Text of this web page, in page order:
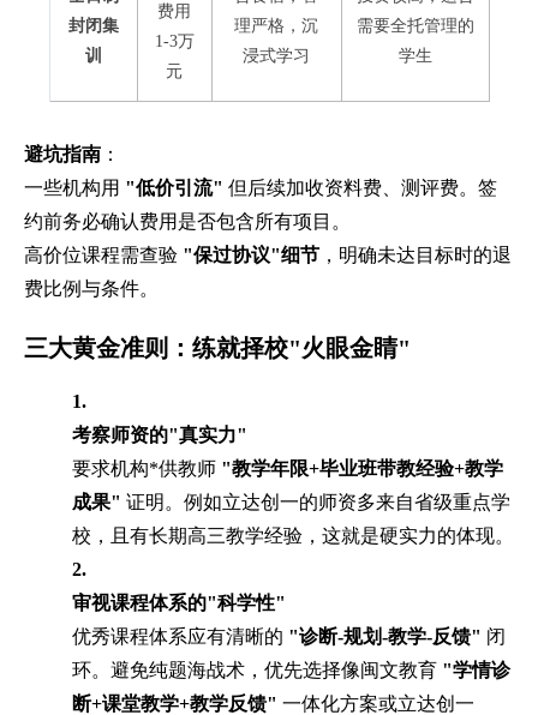
封闭集
训
费用
1-3万
元
理严格，沉
浸式学习
需要全托管理的
学生
避坑指南 ：
一些机构用 "低价引流" 但后续加收资料费、测评费。签
约前务必确认费用是否包含所有项目。
高价位课程需查验 "保过协议"细节 ，明确未达目标时的退
费比例与条件。
三大黄金准则：练就择校"火眼金睛"
1.
考察师资的"真实力"
要求机构*供教师 "教学年限+毕业班带教经验+教学
成果" 证明。例如立达创一的师资多来自省级重点学
校，且有长期高三教学经验，这就是硬实力的体现。
2.
审视课程体系的"科学性"
优秀课程体系应有清晰的 "诊断-规划-教学-反馈" 闭
环。避免纯题海战术，优先选择像闽文教育 "学情诊
断+课堂教学+教学反馈" 一体化方案或立达创一